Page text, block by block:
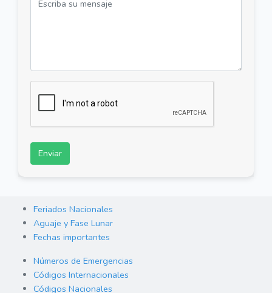
Enviar
Feriados Nacionales
Aguaje y Fase Lunar
Fechas importantes
Números de Emergencias
Códigos Internacionales
Códigos Nacionales